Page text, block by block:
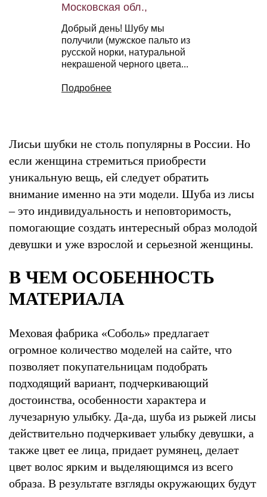
Московская обл.,
Добрый день! Шубу мы
получили (мужское пальто из
русской норки, натуральной
некрашеной черного цвета...
Подробнее
Лисьи шубки не столь популярны в России. Но
если женщина стремиться приобрести
уникальную вещь, ей следует обратить
внимание именно на эти модели. Шуба из лисы
– это индивидуальность и неповторимость,
помогающие создать интересный образ молодой
девушки и уже взрослой и серьезной женщины.
В ЧЕМ ОСОБЕННОСТЬ
МАТЕРИАЛА
Меховая фабрика «Соболь» предлагает
огромное количество моделей на сайте, что
позволяет покупательницам подобрать
подходящий вариант, подчеркивающий
достоинства, особенности характера и
лучезарную улыбку. Да-да, шуба из рыжей лисы
действительно подчеркивает улыбку девушки, а
также цвет ее лица, придает румянец, делает
цвет волос ярким и выделяющимся из всего
образа. В результате взгляды окружающих будут